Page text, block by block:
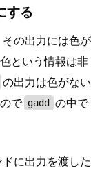
する
の出力には色が
という情報は非
の出力は色がない
で gadd
の中で
に出力を渡した